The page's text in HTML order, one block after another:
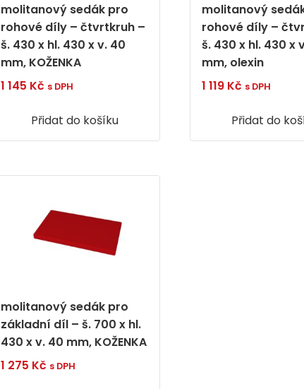
molitanový sedák pro
rohové díly – čtvrtkruh –
š. 430 x hl. 430 x v. 40
mm, KOŽENKA
1 145 Kč s DPH
Přidat do košíku
molitanový
rohové díly –
š. 430 x hl. 430 x
mm, olexin
1 119 Kč s DPH
Přidat do
molitanový sedák pro
základní díl – š. 700 x hl.
430 x v. 40 mm, KOŽENKA
1 275 Kč s DPH